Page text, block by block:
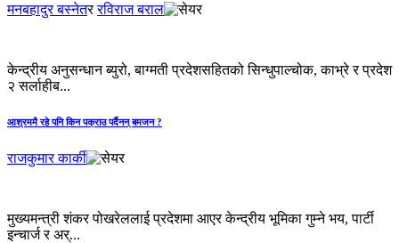
मनबहादुर बस्नेतररविराज बराल
केन्द्रीय अनुसन्धान ब्युरो, बाग्मती प्रदेशसहितको सिन्धुपाल्चोक, काभ्रे र प्रदेश
२ सर्लाहीब...
आश्रममै रहे पनि किन पक्राउ पर्दैनन् बमजन ?
राजकुमार कार्की
मुख्यमन्त्री शंकर पोखरेललाई प्रदेशमा आएर केन्द्रीय भूमिका गुम्ने भय, पार्टी
इन्चार्ज र अर्...